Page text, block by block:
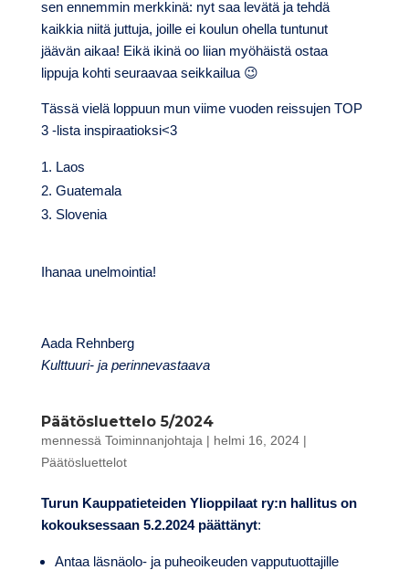
sen ennemmin merkkinä: nyt saa levätä ja tehdä
kaikkia niitä juttuja, joille ei koulun ohella tuntunut
jäävän aikaa! Eikä ikinä oo liian myöhäistä ostaa
lippuja kohti seuraavaa seikkailua 😉
Tässä vielä loppuun mun viime vuoden reissujen TOP
3 -lista inspiraatioksi<3
Laos
Guatemala
Slovenia
Ihanaa unelmointia!
Aada Rehnberg
Kulttuuri- ja perinnevastaava
Päätösluettelo 5/2024
mennessä Toiminnanjohtaja | helmi 16, 2024|
Päätösluettelot
Turun Kauppatieteiden Ylioppilaat ry:n hallitus on
kokouksessaan 5.2.2024 päättänyt:
Antaa läsnäolo- ja puheoikeuden vapputuottajille